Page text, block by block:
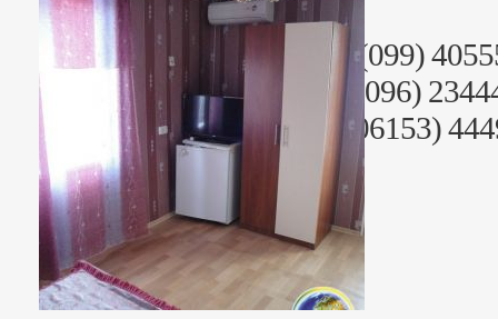
Риэлтор: Анна Юрьевна (099)
Раб. тел. (095) 2344499, (096)
+38 (06153) 44442, +38 (06153)